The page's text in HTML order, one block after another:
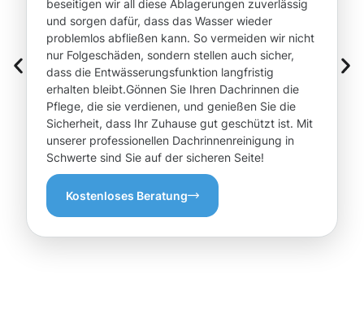
beseitigen wir all diese Ablagerungen zuverlässig
und sorgen dafür, dass das Wasser wieder
problemlos abfließen kann. So vermeiden wir nicht
nur Folgeschäden, sondern stellen auch sicher,
dass die Entwässerungsfunktion langfristig
erhalten bleibt.Gönnen Sie Ihren Dachrinnen die
Pflege, die sie verdienen, und genießen Sie die
Sicherheit, dass Ihr Zuhause gut geschützt ist. Mit
unserer professionellen Dachrinnenreinigung in
Schwerte sind Sie auf der sicheren Seite!
Kostenloses Beratung